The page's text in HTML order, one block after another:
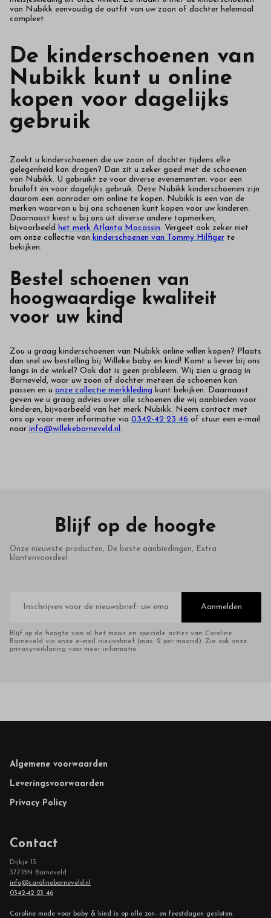
van Nubikk eenvoudig de outfit van uw zoon of dochter helemaal
compleet.
De kinderschoenen van
Nubikk kunt u online
kopen voor dagelijks
gebruik
Zoekt u kinderschoenen die uw zoon of dochter tijdens elke
gelegenheid kan dragen? Dan zit u zeker goed met de schoenen
van Nubikk. U gebruikt ze voor diverse evenementen: voor een
bruiloft én voor dagelijks gebruik. Deze Nubikk kinderschoenen zijn
daarom een aanrader om online te kopen. Nubikk is een van de
merken waarvan u bij ons schoenen kunt kopen voor uw kinderen.
Daarnaast kiest u bij ons uit diverse andere topmerken,
bijvoorbeeld het merk Atlanta Mocassin. Vergeet ook zeker niet
om onze collectie van kinderschoenen van Tommy Hilfiger te
bekijken.
Bestel schoenen van
hoogwaardige kwaliteit
voor uw kind
Zou u graag kinderschoenen van Nubikk online willen kopen? Plaats
dan snel uw bestelling bij Willeke baby en kind! Komt u liever bij ons
langs in de winkel? Ook dat is geen probleem. Wij zien u graag in
Barneveld, waar uw zoon of dochter meteen de schoenen kan
passen en u onze collectie merkkleding kunt bekijken. Daarnaast
geven we u graag advies over alle schoenen die wij aanbieden voor
kinderen, bijvoorbeeld van het merk Nubikk. Neem contact met
ons op voor meer informatie via 0342-42 23 46 of stuur een e-mail
naar info@willekebarneveld.nl .
Blijf op de hoogte
Onze nieuwste producten, De beste aanbiedingen, Extra
klantenvoordeel
mailadres
Aanmelden
Blijf op de hoogte van al het moois en speciale acties van Caroline
Barneveld via onze e-mail nieuwsbrief (max. 2 per maand). Zie ook onze
privacyverklaring voor meer informatie.
Footer
Algemene voorwaarden
Leveringsvoorwaarden
Privacy Policy
Contact
Dijkje 13
3771BN Barneveld
info@carolinebarneveld.nl
0342-42 23 46
Caroline mode voor baby & kind is op alle zon- en feestdagen gesloten.